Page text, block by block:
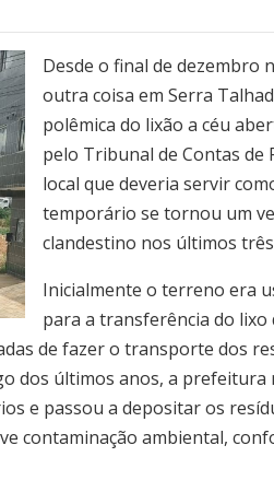
Desde o final de dezembro
outra coisa em Serra
polêmica do lixão a céu
pelo Tribunal de Contas de
local que deveria servir
temporário se tornou um
clandestino nos últimos
Inicialmente o terreno era
para a transferência do lixo
de fazer o transporte dos
dos últimos anos, a prefeitura
e passou a depositar os
contaminação ambiental,